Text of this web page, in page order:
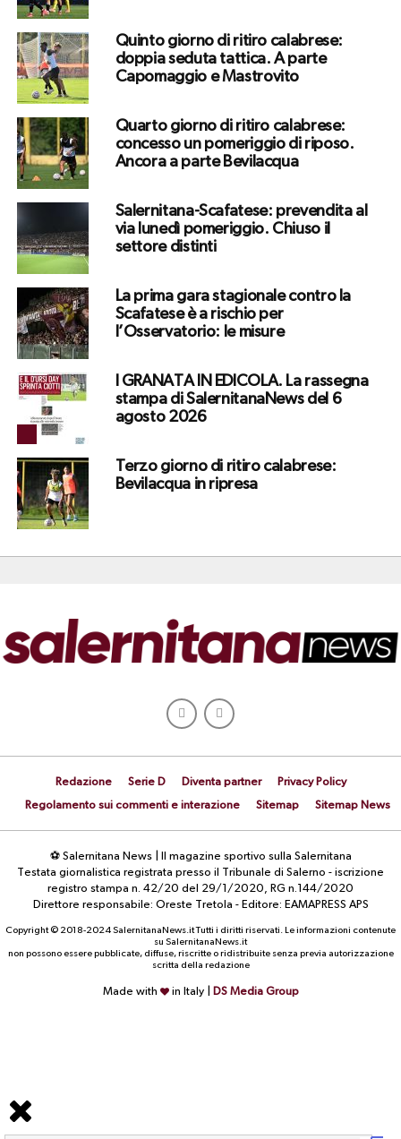
Quinto giorno di ritiro calabrese:
doppia seduta tattica. A parte
Capomaggio e Mastrovito
Quarto giorno di ritiro calabrese:
concesso un pomeriggio di riposo.
Ancora a parte Bevilacqua
Salernitana-Scafatese: prevendita al
via lunedì pomeriggio. Chiuso il
settore distinti
La prima gara stagionale contro la
Scafatese è a rischio per
l’Osservatorio: le misure
I GRANATA IN EDICOLA. La rassegna
stampa di SalernitanaNews del 6
agosto 2026
Terzo giorno di ritiro calabrese:
Bevilacqua in ripresa
Redazione Serie D Diventa partner
Privacy Policy
Regolamento sui commenti e interazione
Sitemap Sitemap News
⚽ Salernitana News | Il magazine sportivo sulla Salernitana
Testata giornalistica registrata presso il Tribunale di Salerno - iscrizione
registro stampa n. 42/20 del 29/1/2020, RG n.144/2020
Direttore responsabile: Oreste Tretola - Editore: EAMAPRESS APS
Copyright © 2018-2024 SalernitanaNews.it Tutti i diritti riservati. Le informazioni contenute
su SalernitanaNews.it
non possono essere pubblicate, diffuse, riscritte o ridistribuite senza previa autorizzazione
scritta della redazione
Made with in Italy | DS Media Group